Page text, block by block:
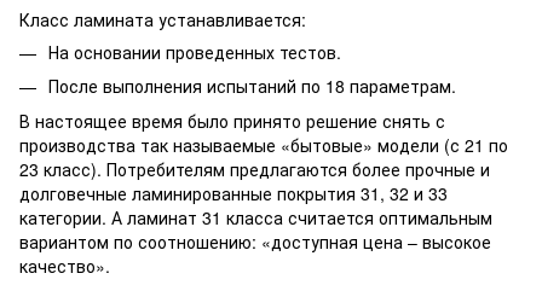
Класс ламината устанавливается:
На основании проведенных тестов.
После выполнения испытаний по 18 параметрам.
В настоящее время было принято решение снять с
производства так называемые «бытовые» модели (с 21 по
23 класс). Потребителям предлагаются более прочные и
долговечные ламинированные покрытия 31, 32 и 33
категории. А ламинат 31 класса считается оптимальным
вариантом по соотношению: «доступная цена – высокое
качество».